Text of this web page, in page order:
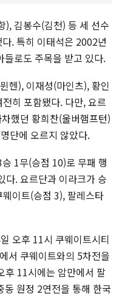
), 김봉수(김천) 등 세 선수
. 특히 이태석은 2002년
로도 주목을 받고 있다.
헨), 이재성(마인츠), 황인
히 포함됐다. 다만, 요르
했던 황희찬(울버햄프턴)
단에 오르지 않았다.
1무(승점 10)로 무패 행
다. 요르단과 이라크가 승
이트(승점 3), 팔레스타
오후 11시 쿠웨이트시티
서 쿠웨이트와의 5차전을
후 11시에는 암만에서 팔
원정 2연전을 통해 한국